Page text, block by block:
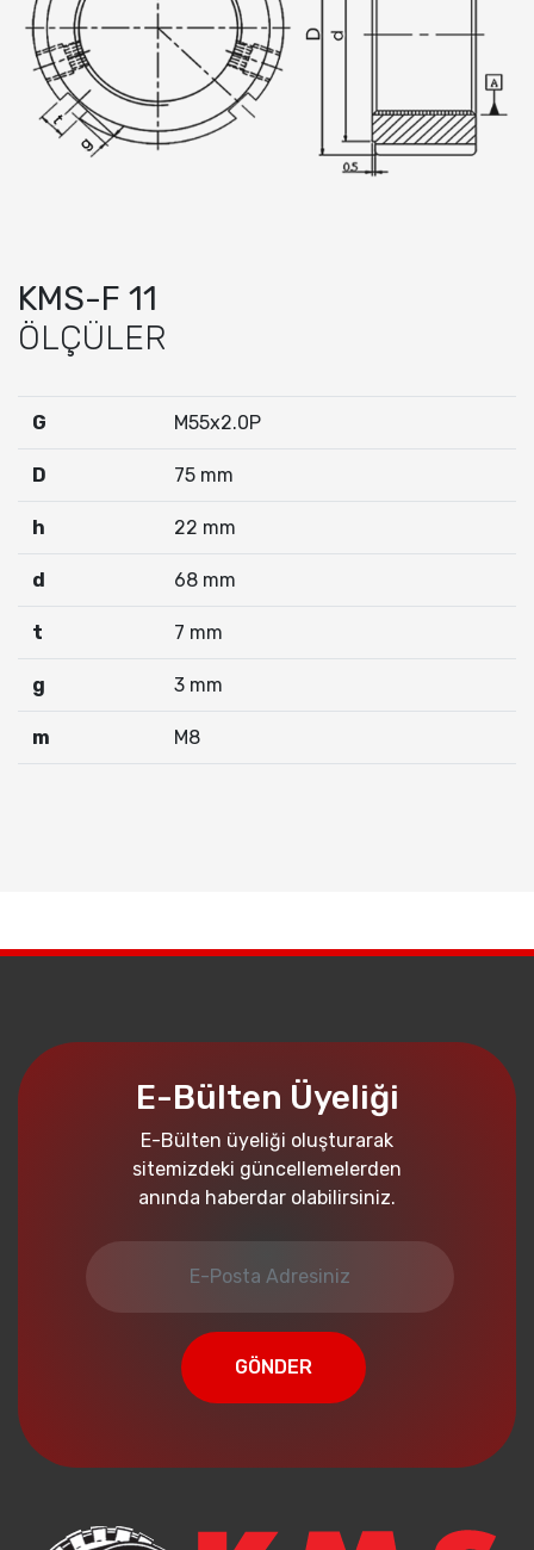
KMS-F 11
ÖLÇÜLER
G M55x2.0P
D 75 mm
h 22 mm
d 68 mm
t 7 mm
g 3 mm
m M8
E-Bülten Üyeliği
E-Bülten üyeliği oluşturarak
sitemizdeki güncellemelerden
anında haberdar olabilirsiniz.
GÖNDER